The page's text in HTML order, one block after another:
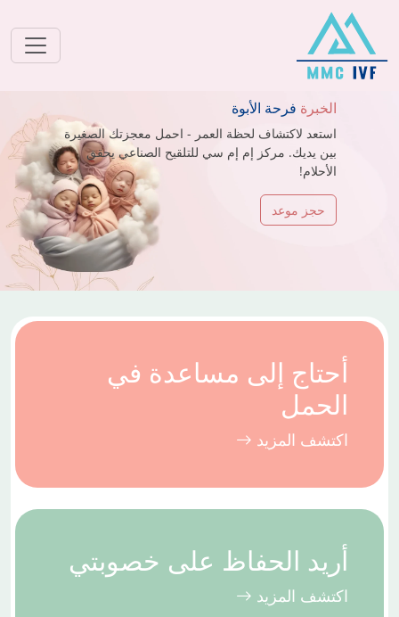
الخبرة فرحة الأبوة
استعد لاكتشاف لحظة العمر - احمل معجزتك الصغيرة
بين يديك. مركز إم إم سي للتلقيح الصناعي يحقق
الأحلام!
حجز موعد
أحتاج إلى مساعدة في
الحمل
اكتشف المزيد
أريد الحفاظ على خصوبتي
اكتشف المزيد